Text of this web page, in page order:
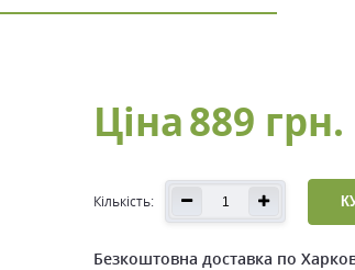
Ціна889 грн.
Кількість:
Безкоштовна доставка по